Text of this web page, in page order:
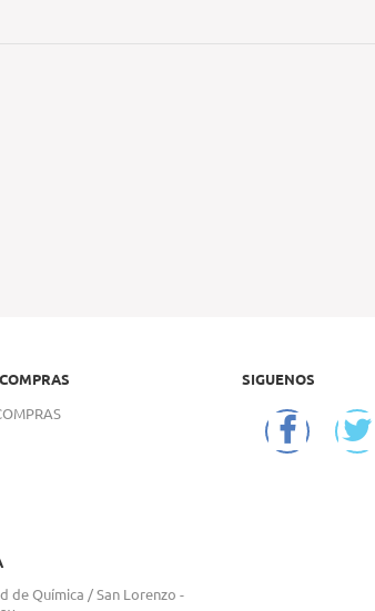
SIGUENOS
de Química / San Lorenzo -